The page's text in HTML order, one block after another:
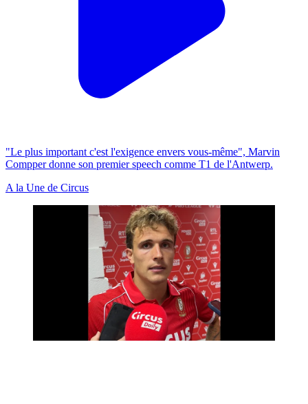
"Le plus important c'est l'exigence envers vous-même", Marvin
Compper donne son premier speech comme T1 de l'Antwerp.
A la Une de Circus